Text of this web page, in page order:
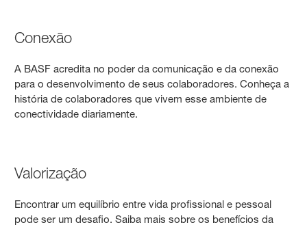
Conexão
A BASF acredita no poder da comunicação e da conexão
para o desenvolvimento de seus colaboradores. Conheça a
história de colaboradores que vivem esse ambiente de
conectividade diariamente.
Valorização
Encontrar um equilíbrio entre vida profissional e pessoal
pode ser um desafio. Saiba mais sobre os benefícios da